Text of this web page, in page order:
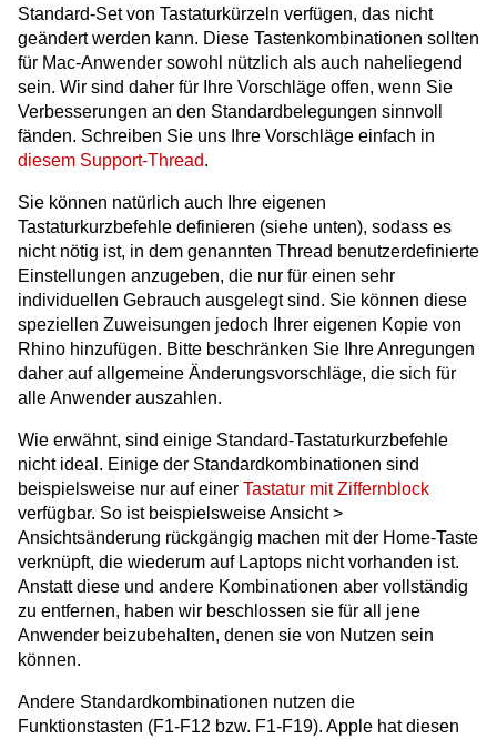
Standard-Set von Tastaturkürzeln verfügen, das nicht
geändert werden kann. Diese Tastenkombinationen sollten
für Mac-Anwender sowohl nützlich als auch naheliegend
sein. Wir sind daher für Ihre Vorschläge offen, wenn Sie
Verbesserungen an den Standardbelegungen sinnvoll
fänden. Schreiben Sie uns Ihre Vorschläge einfach in
diesem Support-Thread.
Sie können natürlich auch Ihre eigenen
Tastaturkurzbefehle definieren (siehe unten), sodass es
nicht nötig ist, in dem genannten Thread benutzerdefinierte
Einstellungen anzugeben, die nur für einen sehr
individuellen Gebrauch ausgelegt sind. Sie können diese
speziellen Zuweisungen jedoch Ihrer eigenen Kopie von
Rhino hinzufügen. Bitte beschränken Sie Ihre Anregungen
daher auf allgemeine Änderungsvorschläge, die sich für
alle Anwender auszahlen.
Wie erwähnt, sind einige Standard-Tastaturkurzbefehle
nicht ideal. Einige der Standardkombinationen sind
beispielsweise nur auf einer Tastatur mit Ziffernblock
verfügbar. So ist beispielsweise Ansicht >
Ansichtsänderung rückgängig machen mit der Home-Taste
verknüpft, die wiederum auf Laptops nicht vorhanden ist.
Anstatt diese und andere Kombinationen aber vollständig
zu entfernen, haben wir beschlossen sie für all jene
Anwender beizubehalten, denen sie von Nutzen sein
können.
Andere Standardkombinationen nutzen die
Funktionstasten (F1-F12 bzw. F1-F19). Apple hat diesen